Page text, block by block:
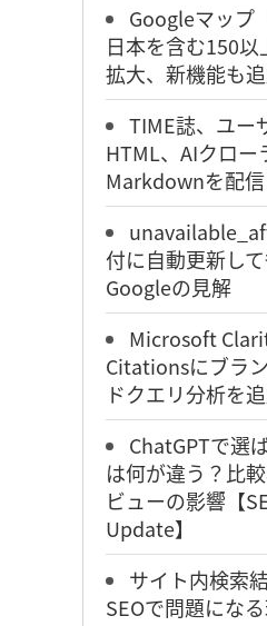
Googleマップ
日本を含む150
拡大、新機能も
TIME誌、ユー
HTML、AIクロー
Markdownを配信
付に自動更新し
Googleの見解
Microsoft
Citationsにブラ
ドクエリ分析を
ChatGPTで選
は何が違う？比
ビューの影響【
Update】
サイト内検索
SEOで問題にな